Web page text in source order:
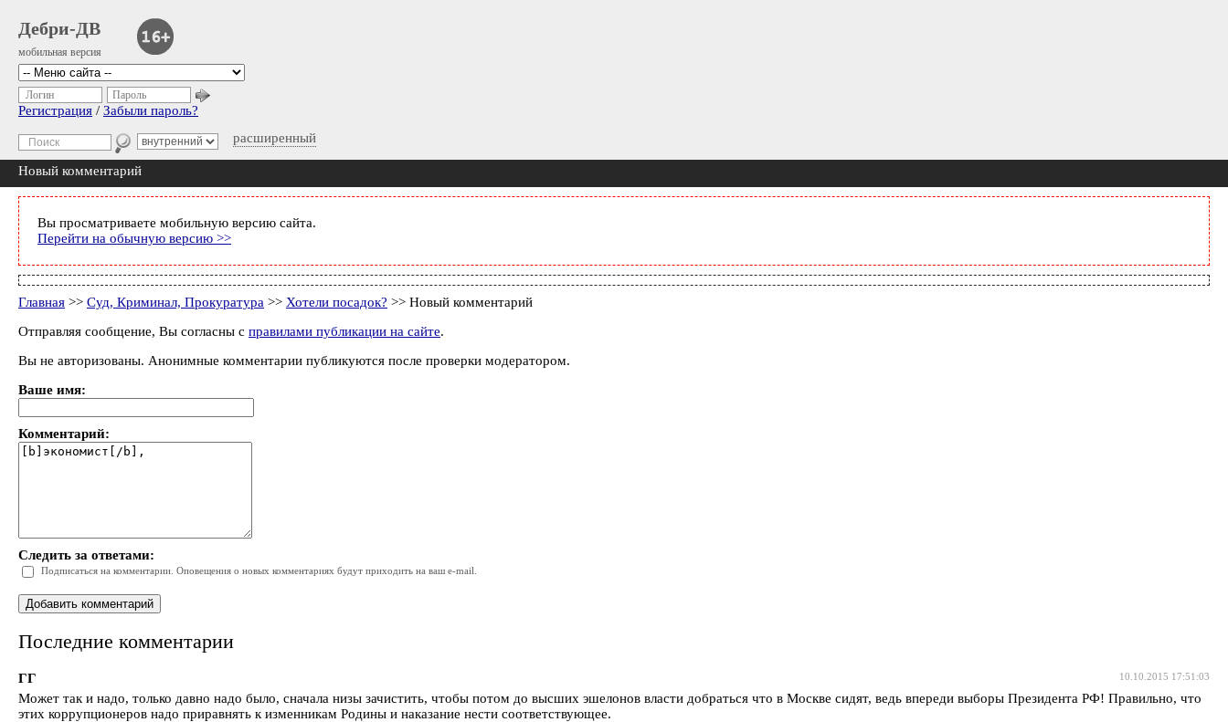
Дебри-ДВ
мобильная версия
расширенный
Логин Пароль
Регистрация / Забыли пароль?
Новый комментарий
Вы просматриваете мобильную версию сайта.
Перейти на обычную версию >>
Главная >> Суд, Криминал, Прокуратура >> Хотели посадок? >> Новый комментарий
Отправляя сообщение, Вы согласны с правилами публикации на сайте.
Вы не авторизованы. Анонимные комментарии публикуются после проверки модератором.
Ваше имя:
Комментарий:
Следить за ответами:
Подписаться на комментарии. Оповещения о новых комментариях будут приходить на ваш e-mail.
Последние комментарии
10.10.2015 17:51:03
ГГ
Может так и надо, только давно надо было, сначала низы зачистить, чтобы потом до высших эшелонов власти добраться что в Москве сидят, ведь впереди выборы Президента РФ! Правильно, что
этих коррупционеров надо приравнять к изменникам Родины и наказание нести соответствующее.